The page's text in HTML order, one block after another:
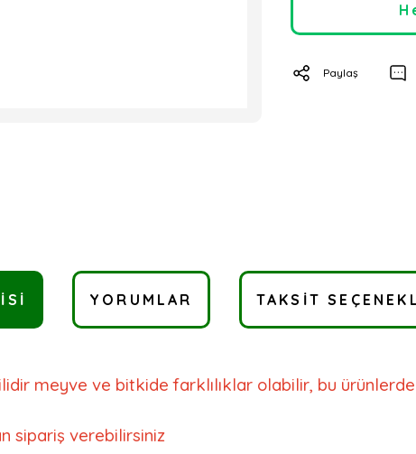
Paylaş
YORUMLAR TAKSIT
meyve ve bitkide farklılıklar olabilir, bu
sipariş verebilirsiniz